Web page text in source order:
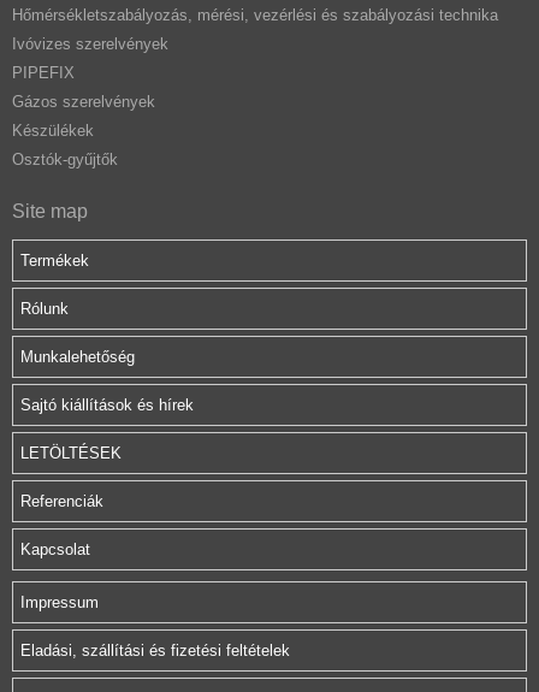
Hőmérsékletszabályozás, mérési, vezérlési és szabályozási technika
Ivóvizes szerelvények
PIPEFIX
Gázos szerelvények
Készülékek
Osztók-gyűjtők
Site map
Termékek
Rólunk
Munkalehetőség
Sajtó kiállítások és hírek
LETÖLTÉSEK
Referenciák
Kapcsolat
Impressum
Eladási, szállítási és fizetési feltételek